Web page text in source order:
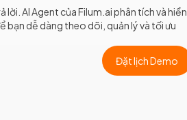
lời. AI Agent của Filum.ai phân tích và hiển
bạn dễ dàng theo dõi, quản lý và tối ưu
Đặt lịch Demo